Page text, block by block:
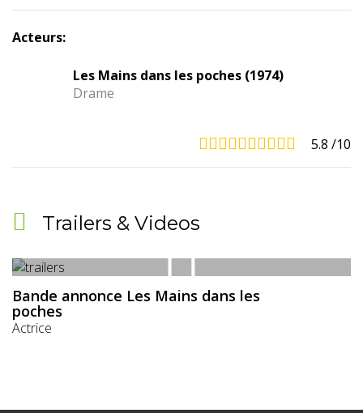
Acteurs:
Les Mains dans les poches (1974)
Drame
5.8 /10
Trailers & Videos
Bande annonce Les Mains dans les
poches
Actrice